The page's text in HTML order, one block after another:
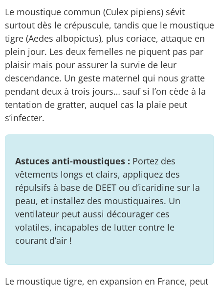
Le moustique commun (Culex pipiens) sévit
surtout dès le crépuscule, tandis que le moustique
tigre (Aedes albopictus), plus coriace, attaque en
plein jour. Les deux femelles ne piquent pas par
plaisir mais pour assurer la survie de leur
descendance. Un geste maternel qui nous gratte
pendant deux à trois jours… sauf si l’on cède à la
tentation de gratter, auquel cas la plaie peut
s’infecter.
Astuces anti-moustiques : Portez des
vêtements longs et clairs, appliquez des
répulsifs à base de DEET ou d’icaridine sur la
peau, et installez des moustiquaires. Un
ventilateur peut aussi décourager ces
volatiles, incapables de lutter contre le
courant d’air !
Le moustique tigre, en expansion en France, peut